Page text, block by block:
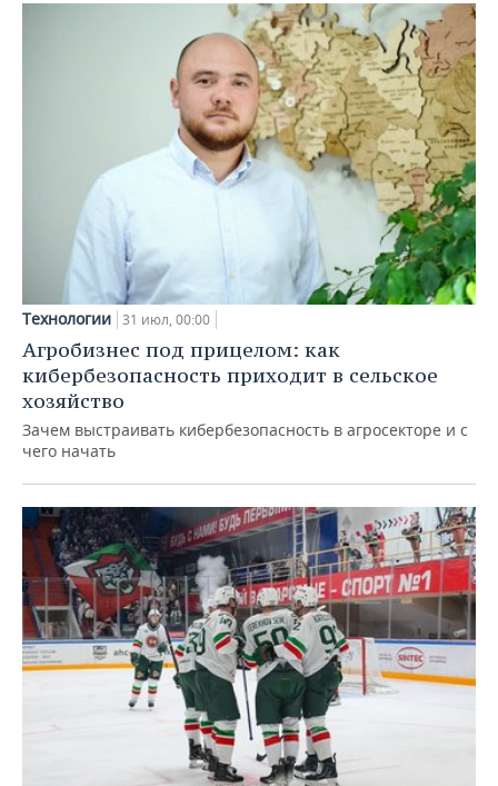
Технологии 31 июл, 00:00
Агробизнес под прицелом: как
кибербезопасность приходит в сельское
хозяйство
Зачем выстраивать кибербезопасность в агросекторе и с
чего начать